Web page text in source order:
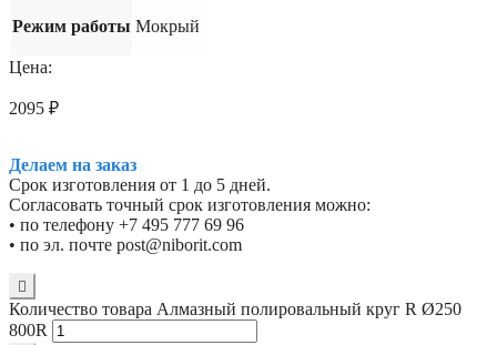
Режим работы Мокрый
Цена:
2095 ₽
Делаем на заказ
Срок изготовления от 1 до 5 дней.
Согласовать точный срок изготовления можно:
• по телефону +7 495 777 69 96
• по эл. почте post@niborit.com
Количество товара Алмазный полировальный круг R Ø250
800R